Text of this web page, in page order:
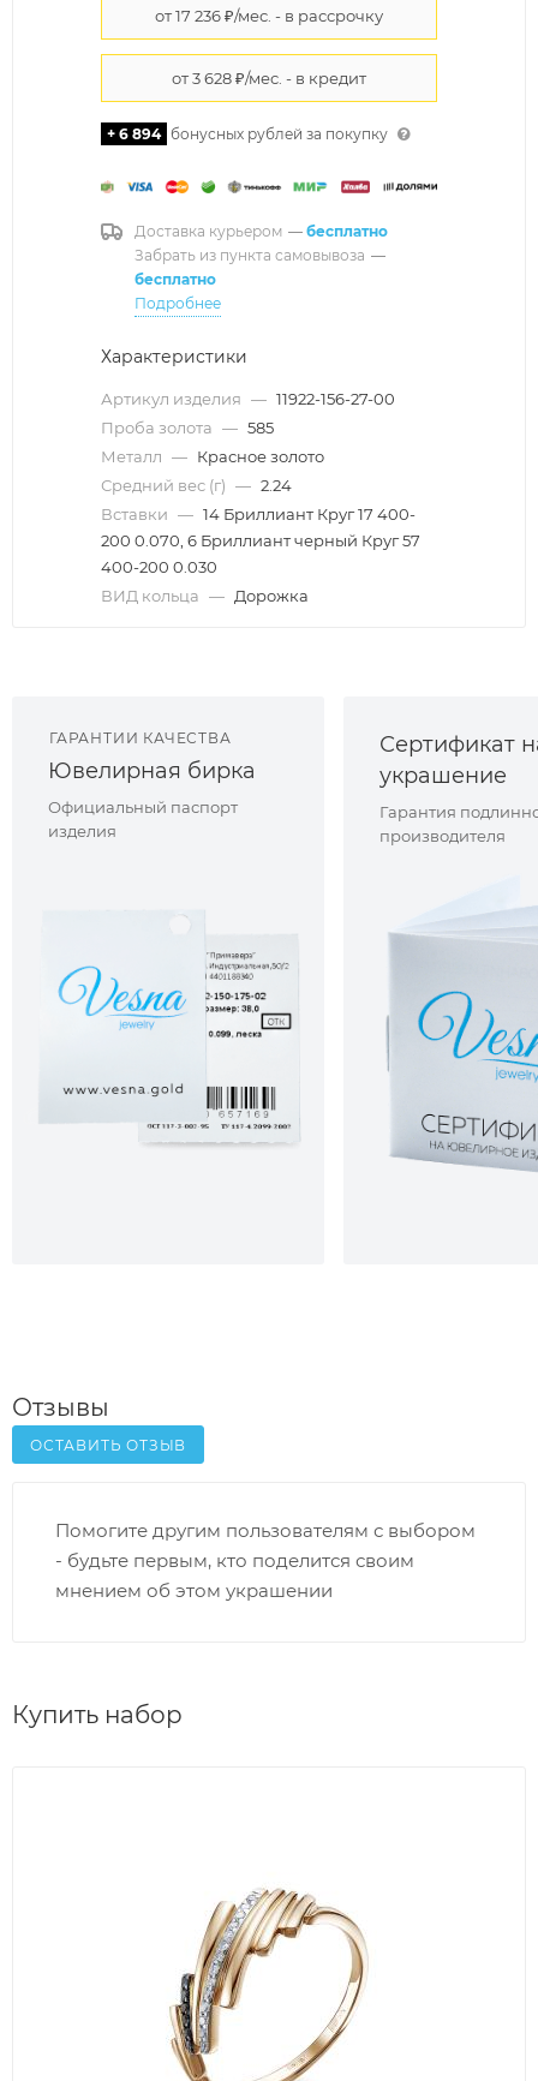
+ 6 894 бонусных рублей за покупку
Доставка курьером — бесплатно
Забрать из пункта самовывоза —
бесплатно
Подробнее
Характеристики
Артикул изделия — 11922-156-27-00
Проба золота — 585
Металл — Красное золото
Средний вес (г) — 2.24
Вставки — 14 Бриллиант Круг 17 400-
200 0.070, 6 Бриллиант черный Круг 57
400-200 0.030
ВИД кольца — Дорожка
ГАРАНТИИ КАЧЕСТВА
Ювелирная бирка
Официальный паспорт
изделия
Сертификат
украшение
Гарантия
производителя
Отзывы
ОСТАВИТЬ ОТЗЫВ
Помогите другим пользователям с выбором
- будьте первым, кто поделится своим
мнением об этом украшении
Купить набор